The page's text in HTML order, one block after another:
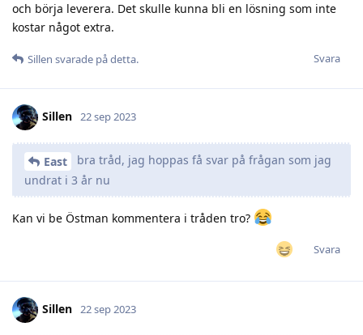
och börja leverera. Det skulle kunna bli en lösning som inte
kostar något extra.
Svara
Sillen svarade på detta.
Sillen 22 sep 2023
East
bra tråd, jag hoppas få svar på frågan som jag
undrat i 3 år nu
Kan vi be Östman kommentera i tråden tro?
Svara
Sillen 22 sep 2023